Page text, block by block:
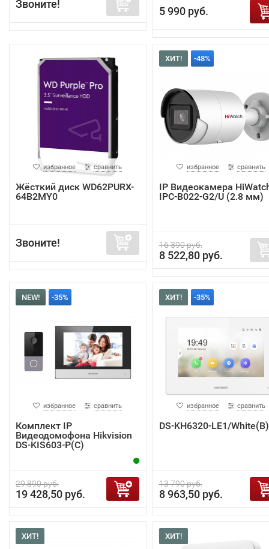
Звоните!
5 990 руб.
избранное сравнить
Жёсткий диск WD62PURX-
64B2MY0
Звоните!
ХИТ! -48%
избранное сравнить
IP Видеокамера
IPC-B022-G2/U (2.8 мм)
16 390 руб.
8 522,80 руб.
NEW! -35%
избранное сравнить
Комплект IP
Видеодомофона Hikvision
DS-KIS603-P(C)
29 890 руб.
19 428,50 руб.
ХИТ! -35%
избранное сравнить
DS-KH6320-LE1/White(B)
13 790 руб.
8 963,50 руб.
ХИТ! ХИТ!